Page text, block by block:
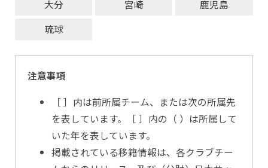
大分
宮崎
鹿児島
琉球
注意事項
［ ］内は前所属チーム、または次の所属先
を表しています。［ ］内の（ ）は所属して
いた年を表しています。
掲載されている移籍情報は、各クラブチー